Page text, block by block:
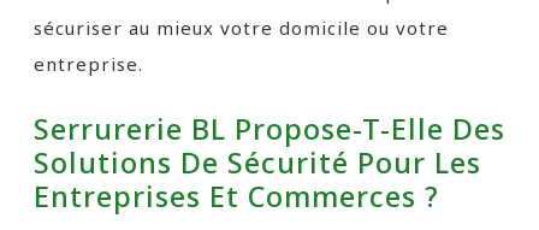
sécuriser au mieux votre domicile ou votre
entreprise.
Serrurerie BL Propose-T-Elle Des
Solutions De Sécurité Pour Les
Entreprises Et Commerces ?